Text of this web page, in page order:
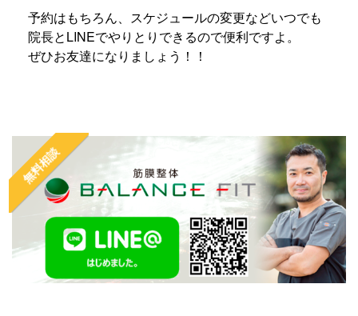
予約はもちろん、スケジュールの変更などいつでも
院長とLINEでやりとりできるので便利ですよ。
ぜひお友達になりましょう！！
無料相談